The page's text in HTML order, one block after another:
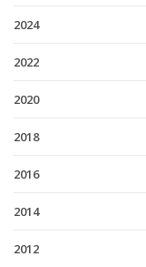
2024
2022
2020
2018
2016
2014
2012